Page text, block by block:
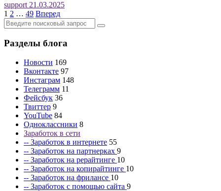
support 21.03.2025
1 2 … 49 Вперед
Разделы блога
Новости 169
Вконтакте 97
Инстаграм 148
Телеграмм 11
Фейсбук 36
Твиттер 9
YouTube 84
Одноклассники 8
Заработок в сети
-- Заработок в интернете 55
-- Заработок на партнерках 9
-- Заработок на рерайтинге 10
-- Заработок на копирайтинге 10
-- Заработок на фрилансе 10
-- Заработок с помощью сайта 9